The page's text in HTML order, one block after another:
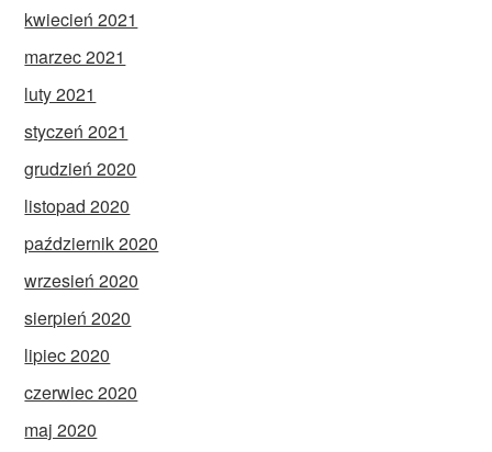
kwiecień 2021
marzec 2021
luty 2021
styczeń 2021
grudzień 2020
listopad 2020
październik 2020
wrzesień 2020
sierpień 2020
lipiec 2020
czerwiec 2020
maj 2020